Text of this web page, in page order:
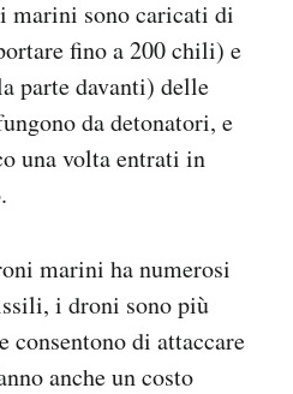
marini sono caricati di
fino a 200 chili) e
parte davanti) delle
da detonatori, e
una volta entrati in
marini ha numerosi
i droni sono più
di attaccare
anche un costo